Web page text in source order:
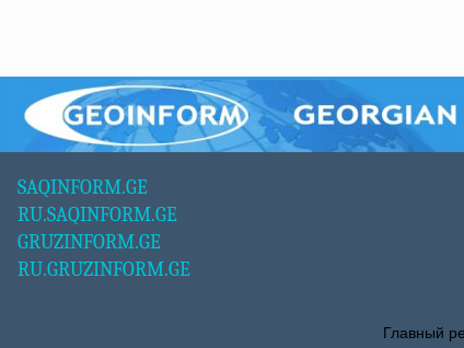
SAQINFORM.GE
RU.SAQINFORM.GE
GRUZINFORM.GE
RU.GRUZINFORM.GE
Главный